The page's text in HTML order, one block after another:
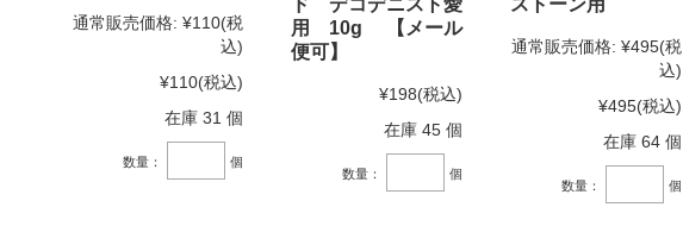
通常販売価格: ¥110(税
込)
¥110(税込)
在庫 31 個
数量： 個
ド デコデニスト愛
用 10g 【メール
便可】
¥198(税込)
在庫 45 個
数量： 個
ストーン用
通常販売価格: ¥495(税
込)
¥495(税込)
在庫 64 個
数量： 個